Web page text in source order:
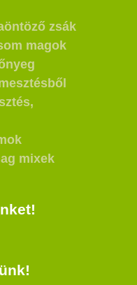
zsák
magok
mixek